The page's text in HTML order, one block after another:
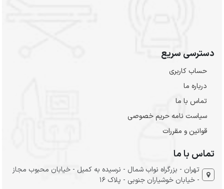
دسترسی سریع
حساب کاربری
درباره ما
تماس با ما
سیاست نامه حریم خصوصی
قوانین و مقررات
تماس با ما
تهران - بزرگراه نواب شمال - نرسیده به کمیل - خیابان محبوب مجاز
- خیابان خوشیاران جنوبی - پلاک 16